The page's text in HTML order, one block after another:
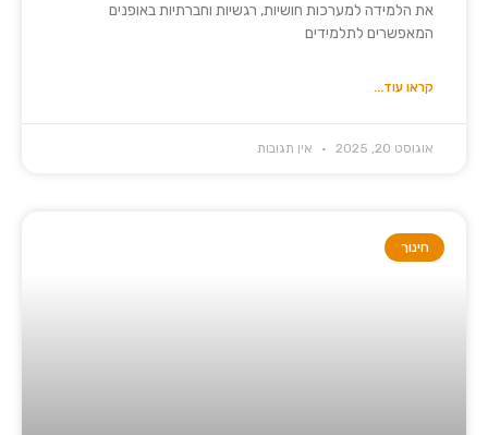
את הלמידה למערכות חושיות, רגשיות וחברתיות באופנים
המאפשרים לתלמידים
קראו עוד...
אוגוסט 20, 2025 אין תגובות
חינוך